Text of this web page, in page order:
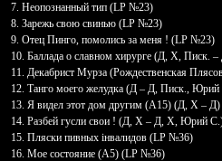
7. Неопознанный тип (LP №23)
8. Зарежь свою свинью (LP №23)
9. Отец Пинго, помолись за меня ! (LP №23)
10. Баллада о славном хирурге (Д, Х, Писк.
11. Декабрист Мурза (Рождественская
12. Танго моего желудка (Д – Д, Писк.,
13. Я видел этот дом другим (А15) (Д, Х – Д)
14. Разбей гусли свои ! (Д, Х – Д, Х, Юрий
15. Пляски пивных інвалидов (LP №36)
16. Мое состояние (А5) (LP №36)